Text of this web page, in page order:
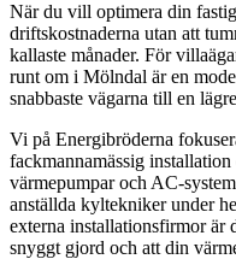
När du vill optimera din
driftskostnaderna utan att
kallaste månader. För
runt om i Mölndal är en
snabbaste vägarna till en
Vi på Energibröderna
fackmannamässig
värmepumpar och AC-
anställda kyltekniker under
externa installationsfirmor är
snyggt gjord och att din